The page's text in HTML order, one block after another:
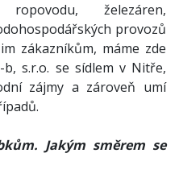
železáren,
provozů
zákazníkům, máme zde
s.r.o. se sídlem v Nitře,
zájmy a zároveň umí
Jakým směrem se